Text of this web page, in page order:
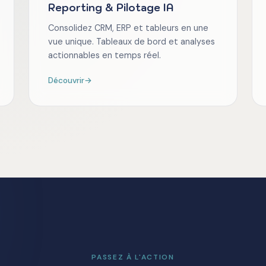
Reporting & Pilotage IA
Consolidez CRM, ERP et tableurs en une
vue unique. Tableaux de bord et analyses
actionnables en temps réel.
Découvrir→
PASSEZ À L'ACTION